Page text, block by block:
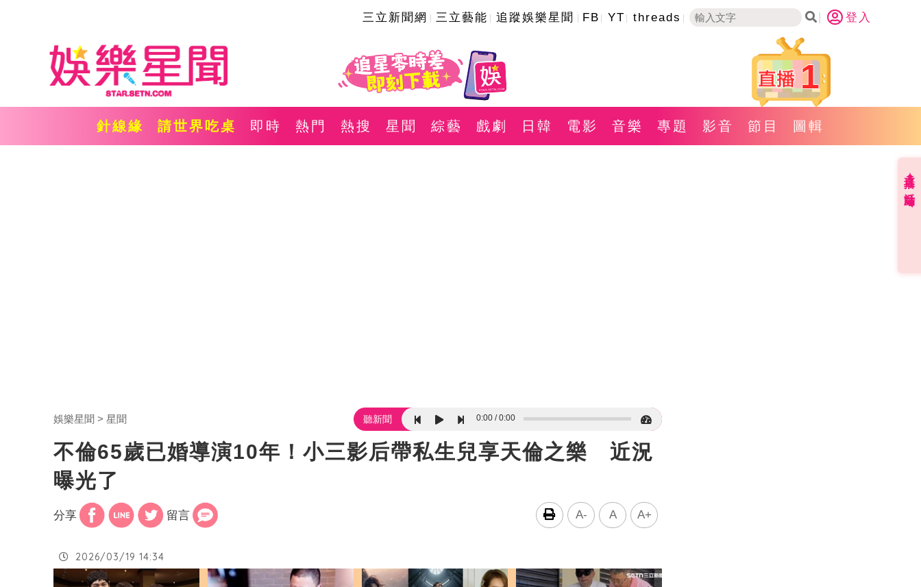
三立新聞網 三立藝能 追蹤娛樂星聞 FB YT threads 登入
1
針線緣 請世界吃桌 即時 熱門 熱搜 星聞 綜藝 戲劇 日韓 電影 音樂 專題 影音 節目 圖輯
娛樂星聞 星聞 聽新聞 0:00 0:00
不倫65歲已婚導演10年！小三影后帶私生兒享天倫之樂 近況
曝光了
分享 留言 A- A A+
2026/03/19 14:34
直播✦活動